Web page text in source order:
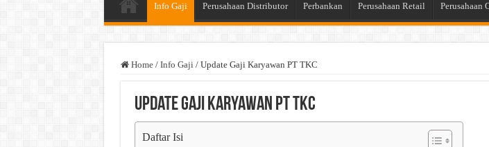
Info Gaji Perusahaan Distributor Perbankan Perusahaan Retail Perusahaan
Home / Info Gaji / Update Gaji Karyawan PT TKC
Update Gaji Karyawan PT TKC
Daftar Isi